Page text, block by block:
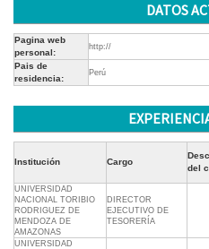
DATOS
Pagina web
personal:
http://
Pais de
residencia:
Perú
Institución Cargo
del
UNIVERSIDAD
NACIONAL TORIBIO
RODRIGUEZ DE
MENDOZA DE
AMAZONAS
DIRECTOR
EJECUTIVO DE
TESORERÍA
UNIVERSIDAD